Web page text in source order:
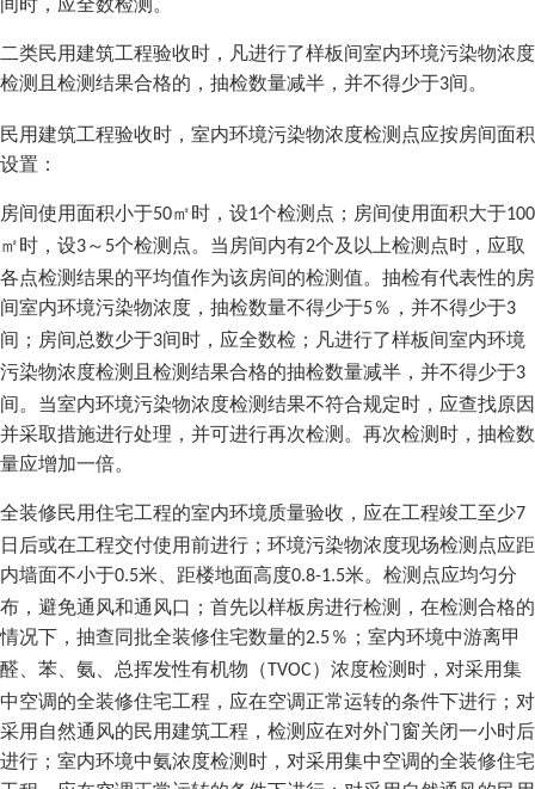
二类民用建筑工程验收时，凡进行了样板间室内环境污染物浓度
检测且检测结果合格的，抽检数量减半，并不得少于3间。
民用建筑工程验收时，室内环境污染物浓度检测点应按房间面积
设置：
房间使用面积小于50㎡时，设1个检测点；房间使用面积大于100
㎡时，设3～ 5个检测点。当房间内有2个及以上检测点时，应取
各点检测结果的平均值作为该房间的检测值。抽检有代表性的房
间室内环境污染物浓度，抽检数量不得少于5％，并不得少于3
间；房间总数少于3间时，应全数检；凡进行了样板间室内环境
污染物浓度检测且检测结果合格的抽检数量减半，并不得少于3
间。当室内环境污染物浓度检测结果不符合规定时，应查找原因
并采取措施进行处理，并可进行再次检测。再次检测时，抽检数
量应增加一倍。
全装修民用住宅工程的室内环境质量验收，应在工程竣工至少7
日后或在工程交付使用前进行；环境污染物浓度现场检测点应距
内墙面不小于0.5米、距楼地面高度0.8-1.5米。检测点应均匀分
布，避免通风和通风口；首先以样板房进行检测，在检测合格的
情况下，抽查同批全装修住宅数量的2.5％；室内环境中游离甲
醛、苯、氨、总挥发性有机物（
TVOC）浓度检测时，对采用集
中空调的全装修住宅工程，应在空调正常运转的条件下进行；对
采用自然通风的民用建筑工程，检测应在对外门窗关闭一小时后
进行；室内环境中氨浓度检测时，对采用集中空调的全装修住宅